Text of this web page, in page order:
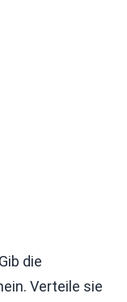
die
Verteile sie